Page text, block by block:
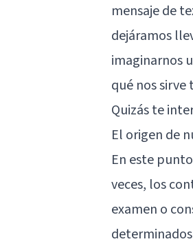
mensaje de
dejáramos
imaginarnos
qué nos sirve
Quizás te
El origen de
En este
veces, los
examen o